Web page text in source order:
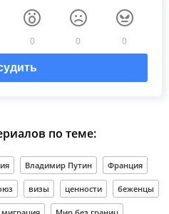
0 0 0
по теме:
Владимир Путин Франция
визы ценности беженцы